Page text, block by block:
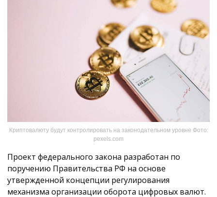
Криптовалюту будут контролировать на законодательном уровне Фото:
pexels.com
Проект федерального закона разработан по
поручению Правительства РФ на основе
утвержденной концепции регулирования
механизма организации оборота цифровых валют.